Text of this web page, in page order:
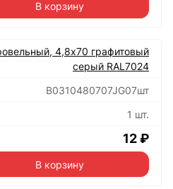
В корзину
4,8х70 графитовый
серый RAL7024
B0310480707JG07шт
1 шт.
12 ₽
В корзину